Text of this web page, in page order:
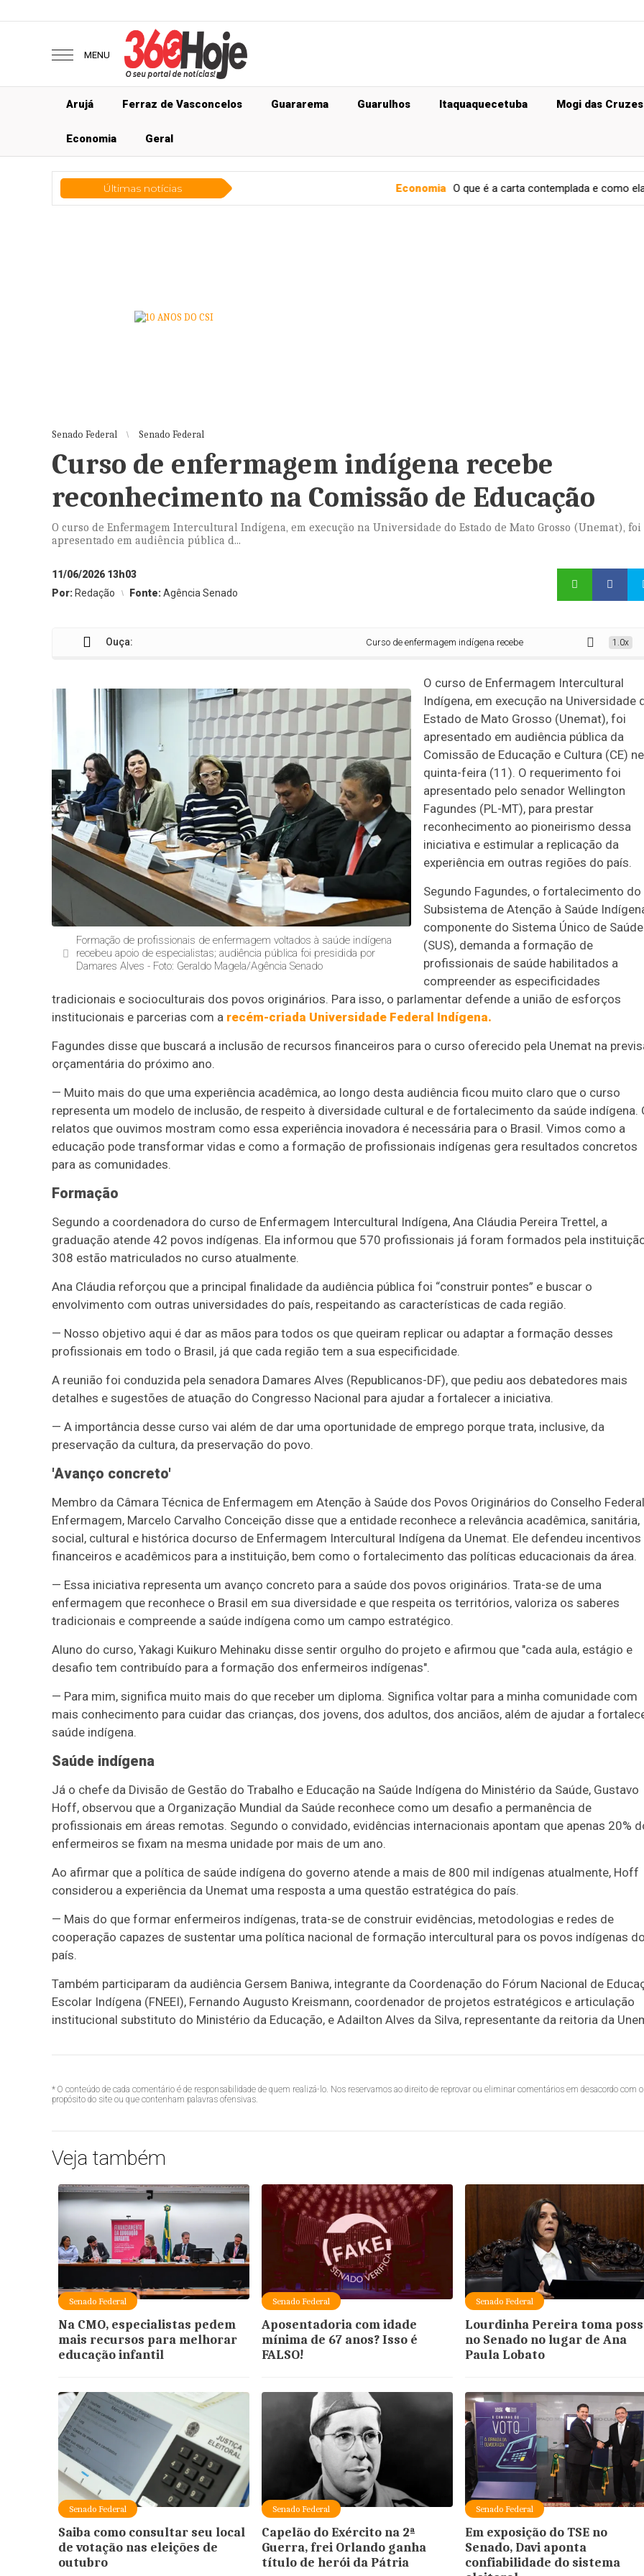
MENU
Arujá Ferraz de Vasconcelos Guararema Guarulhos Itaquaquecetuba Mogi das Cruzes
Economia Geral
Últimas notícias O que é a carta contemplada e como ela funciona
Senado Federal Senado Federal
Curso de enfermagem indígena recebe
reconhecimento na Comissão de Educação
O curso de Enfermagem Intercultural Indígena, em execução na Universidade do Estado de Mato Grosso (Unemat), foi
apresentado em audiência pública d...
11/06/2026 13h03
Por: Redação Fonte:Agência Senado
Ouça: Curso de enfermagem indígena recebe reconhecimento na Comissão de
1.0x
Formação de profissionais de enfermagem voltados à saúde indígena
recebeu apoio de especialistas; audiência pública foi presidida por
Damares Alves - Foto: Geraldo Magela/Agência Senado
O curso de Enfermagem Intercultural
Indígena, em execução na Universidade
Estado de Mato Grosso (Unemat), foi
apresentado em audiência pública da
Comissão de Educação e Cultura (CE)
quinta-feira (11). O requerimento foi
apresentado pelo senador Wellington
Fagundes (PL-MT), para prestar
reconhecimento ao pioneirismo dessa
iniciativa e estimular a replicação da
experiência em outras regiões do país.
Segundo Fagundes, o fortalecimento do
Subsistema de Atenção à Saúde
componente do Sistema Único de Saúde
(SUS), demanda a formação de
profissionais de saúde habilitados a
compreender as especificidades
tradicionais e socioculturais dos povos originários. Para isso, o parlamentar defende a união de esforços
institucionais e parcerias com a recém-criada Universidade Federal Indígena.
Fagundes disse que buscará a inclusão de recursos financeiros para o curso oferecido pela Unemat na
orçamentária do próximo ano.
— Muito mais do que uma experiência acadêmica, ao longo desta audiência ficou muito claro que o curso
representa um modelo de inclusão, de respeito à diversidade cultural e de fortalecimento da saúde indígena.
relatos que ouvimos mostram como essa experiência inovadora é necessária para o Brasil. Vimos como a
educação pode transformar vidas e como a formação de profissionais indígenas gera resultados concretos
para as comunidades.
Formação
Segundo a coordenadora do curso de Enfermagem Intercultural Indígena, Ana Cláudia Pereira Trettel, a
graduação atende 42 povos indígenas. Ela informou que 570 profissionais já foram formados pela
308 estão matriculados no curso atualmente.
Ana Cláudia reforçou que a principal finalidade da audiência pública foi “construir pontes” e buscar o
envolvimento com outras universidades do país, respeitando as características de cada região.
— Nosso objetivo aqui é dar as mãos para todos os que queiram replicar ou adaptar a formação desses
profissionais em todo o Brasil, já que cada região tem a sua especificidade.
A reunião foi conduzida pela senadora Damares Alves (Republicanos-DF), que pediu aos debatedores mais
detalhes e sugestões de atuação do Congresso Nacional para ajudar a fortalecer a iniciativa.
— A importância desse curso vai além de dar uma oportunidade de emprego porque trata, inclusive, da
preservação da cultura, da preservação do povo.
'Avanço concreto'
Membro da Câmara Técnica de Enfermagem em Atenção à Saúde dos Povos Originários do Conselho
Enfermagem, Marcelo Carvalho Conceição disse que a entidade reconhece a relevância acadêmica, sanitária,
social, cultural e histórica docurso de Enfermagem Intercultural Indígena da Unemat. Ele defendeu incentivos
financeiros e acadêmicos para a instituição, bem como o fortalecimento das políticas educacionais da área.
— Essa iniciativa representa um avanço concreto para a saúde dos povos originários. Trata-se de uma
enfermagem que reconhece o Brasil em sua diversidade e que respeita os territórios, valoriza os saberes
tradicionais e compreende a saúde indígena como um campo estratégico.
Aluno do curso, Yakagi Kuikuro Mehinaku disse sentir orgulho do projeto e afirmou que "cada aula, estágio e
desafio tem contribuído para a formação dos enfermeiros indígenas".
— Para mim, significa muito mais do que receber um diploma. Significa voltar para a minha comunidade com
mais conhecimento para cuidar das crianças, dos jovens, dos adultos, dos anciãos, além de ajudar a
saúde indígena.
Saúde indígena
Já o chefe da Divisão de Gestão do Trabalho e Educação na Saúde Indígena do Ministério da Saúde, Gustavo
Hoff, observou que a Organização Mundial da Saúde reconhece como um desafio a permanência de
profissionais em áreas remotas. Segundo o convidado, evidências internacionais apontam que apenas 20%
enfermeiros se fixam na mesma unidade por mais de um ano.
Ao afirmar que a política de saúde indígena do governo atende a mais de 800 mil indígenas atualmente, Hoff
considerou a experiência da Unemat uma resposta a uma questão estratégica do país.
— Mais do que formar enfermeiros indígenas, trata-se de construir evidências, metodologias e redes de
cooperação capazes de sustentar uma política nacional de formação intercultural para os povos indígenas
país.
Também participaram da audiência Gersem Baniwa, integrante da Coordenação do Fórum Nacional de
Escolar Indígena (FNEEI), Fernando Augusto Kreismann, coordenador de projetos estratégicos e articulação
institucional substituto do Ministério da Educação, e Adailton Alves da Silva, representante da reitoria da
* O conteúdo de cada comentário é de responsabilidade de quem realizá-lo. Nos reservamos ao direito de reprovar ou eliminar comentários em desacordo com o
propósito do site ou que contenham palavras ofensivas.
Veja também
Senado Federal
Na CMO, especialistas pedem
mais recursos para melhorar
educação infantil
Senado Federal
Aposentadoria com idade
mínima de 67 anos? Isso é
FALSO!
Senado Federal
Lourdinha Pereira toma
no Senado no lugar de Ana
Paula Lobato
Senado Federal
Saiba como consultar seu local
de votação nas eleições de
outubro
Senado Federal
Capelão do Exército na 2ª
Guerra, frei Orlando ganha
título de herói da Pátria
Senado Federal
Em exposição do TSE no
Senado, Davi aponta
confiabilidade do sistema